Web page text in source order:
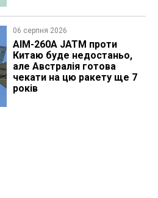
06 серпня 2026
AIM-260A JATM проти
Китаю буде недостаньо,
але Австралія готова
чекати на цю ракету ще 7
років